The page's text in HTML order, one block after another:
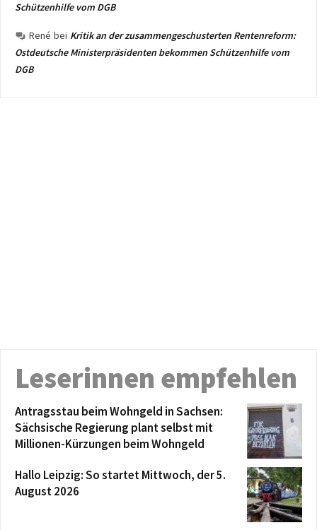
Schützenhilfe vom DGB
René bei Kritik an der zusammengeschusterten Rentenreform:
Ostdeutsche Ministerpräsidenten bekommen Schützenhilfe vom
DGB
Leserinnen empfehlen
Antragsstau beim Wohngeld in Sachsen:
Sächsische Regierung plant selbst mit
Millionen-Kürzungen beim Wohngeld
Hallo Leipzig: So startet Mittwoch, der 5.
August 2026